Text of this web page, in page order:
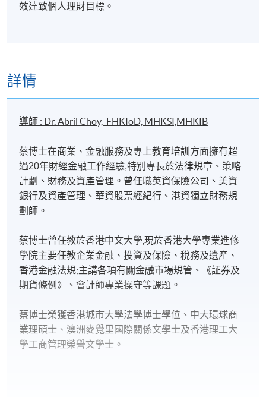
效達致個人理財目標。
詳情
導師 : Dr. Abril Choy, FHKIoD, MHKSI,MHKIB
蔡博士在商業、金融服務及專上教育培訓方面擁有超
過20年財經金融工作經驗,特別專長於法律規章、策略
計劃、財務及資產管理。曾任職英資保險公司、美資
銀行及資產管理、華資股票經紀行、港資獨立財務規
劃師。
蔡博士曾任教於香港中文大學,現於香港大學專業進修
學院主要任教企業金融、投資及保險、稅務及遺產、
香港金融法規;主講各項有關金融市場規管、《証券及
期貨條例》、會計師專業操守等課題。
蔡博士榮獲香港城市大學法學博士學位、中大環球商
業理碩士、澳洲麥覺里國際關係文學士及香港理工大
學工商管理榮譽文學士。